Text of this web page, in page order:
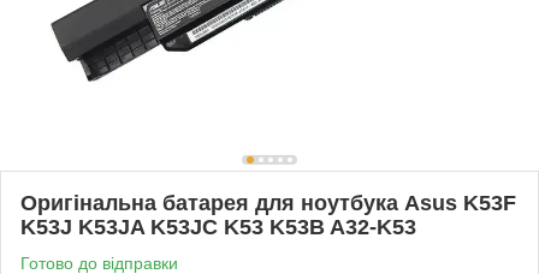
Оригінальна батарея для ноутбука Asus K53F
K53J K53JA K53JC K53 K53B A32-K53
Готово до відправки